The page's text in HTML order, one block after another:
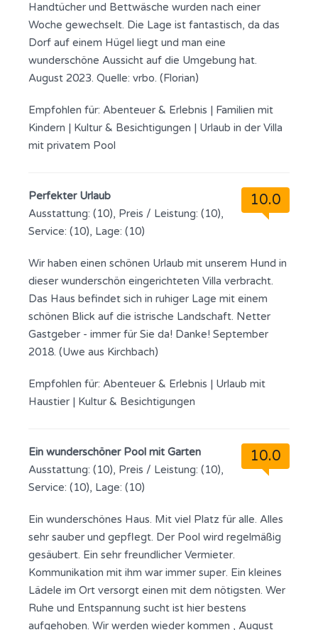
Handtücher und Bettwäsche wurden nach einer
Woche gewechselt. Die Lage ist fantastisch, da das
Dorf auf einem Hügel liegt und man eine
wunderschöne Aussicht auf die Umgebung hat.
August 2023. Quelle: vrbo. (Florian)
Empfohlen für: Abenteuer & Erlebnis | Familien mit
Kindern | Kultur & Besichtigungen | Urlaub in der Villa
mit privatem Pool
10.0
Perfekter Urlaub
Ausstattung: (10), Preis / Leistung: (10),
Service: (10), Lage: (10)
Wir haben einen schönen Urlaub mit unserem Hund in
dieser wunderschön eingerichteten Villa verbracht.
Das Haus befindet sich in ruhiger Lage mit einem
schönen Blick auf die istrische Landschaft. Netter
Gastgeber - immer für Sie da! Danke! September
2018. (Uwe aus Kirchbach)
Empfohlen für: Abenteuer & Erlebnis | Urlaub mit
Haustier | Kultur & Besichtigungen
10.0
Ein wunderschöner Pool mit Garten
Ausstattung: (10), Preis / Leistung: (10),
Service: (10), Lage: (10)
Ein wunderschönes Haus. Mit viel Platz für alle. Alles
sehr sauber und gepflegt. Der Pool wird regelmäßig
gesäubert. Ein sehr freundlicher Vermieter.
Kommunikation mit ihm war immer super. Ein kleines
Lädele im Ort versorgt einen mit dem nötigsten. Wer
Ruhe und Entspannung sucht ist hier bestens
aufgehoben. Wir werden wieder kommen , August